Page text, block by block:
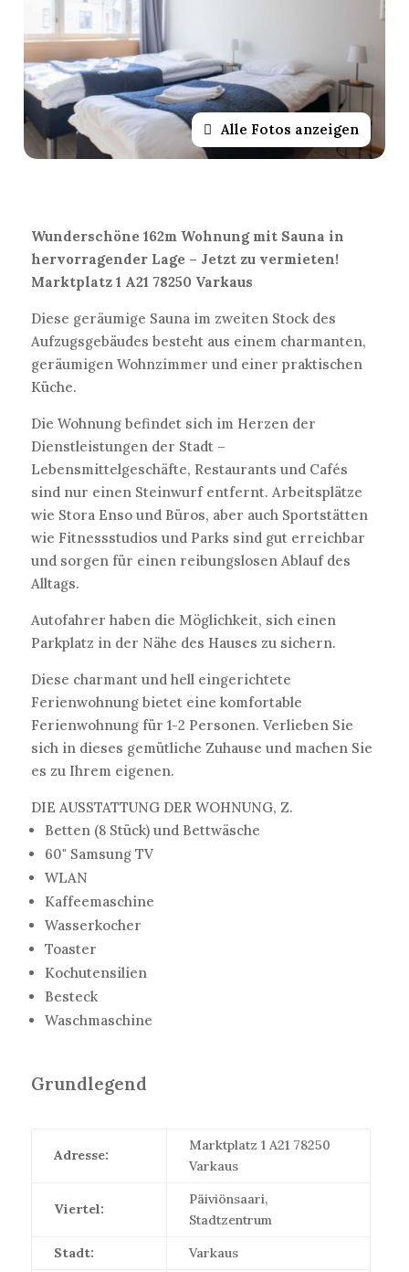
Alle Fotos anzeigen
Wunderschöne 162m Wohnung mit Sauna in
hervorragender Lage – Jetzt zu vermieten!
Marktplatz 1 A21 78250 Varkaus
Diese geräumige Sauna im zweiten Stock des
Aufzugsgebäudes besteht aus einem charmanten,
geräumigen Wohnzimmer und einer praktischen
Küche.
Die Wohnung befindet sich im Herzen der
Dienstleistungen der Stadt –
Lebensmittelgeschäfte, Restaurants und Cafés
sind nur einen Steinwurf entfernt. Arbeitsplätze
wie Stora Enso und Büros, aber auch Sportstätten
wie Fitnessstudios und Parks sind gut erreichbar
und sorgen für einen reibungslosen Ablauf des
Alltags.
Autofahrer haben die Möglichkeit, sich einen
Parkplatz in der Nähe des Hauses zu sichern.
Diese charmant und hell eingerichtete
Ferienwohnung bietet eine komfortable
Ferienwohnung für 1-2 Personen. Verlieben Sie
sich in dieses gemütliche Zuhause und machen Sie
es zu Ihrem eigenen.
DIE AUSSTATTUNG DER WOHNUNG, Z.
Betten (8 Stück) und Bettwäsche
60" Samsung TV
WLAN
Kaffeemaschine
Wasserkocher
Toaster
Kochutensilien
Besteck
Waschmaschine
Grundlegend
Adresse:
Marktplatz 1 A21 78250
Varkaus
Viertel:
Päiviönsaari,
Stadtzentrum
Stadt:
Varkaus